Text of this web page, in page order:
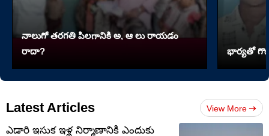
నాలుగో త‌ర‌గతి పిలగానికి అ, ఆ లు రాయ‌డం
రాదా?
భార్యతో
Latest Articles View More
ఎడారి ఇసుక ఇళ్ల నిర్మాణానికి ఎందుకు